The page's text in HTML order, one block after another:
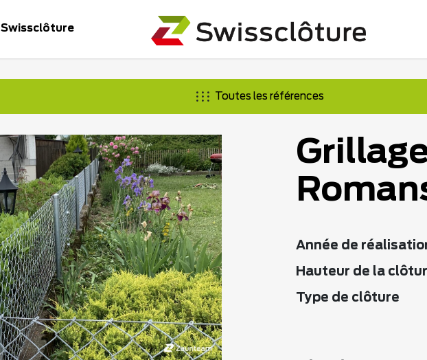
Swissclôture
Toutes les références
Année de
Hauteur de la
Type de clôture